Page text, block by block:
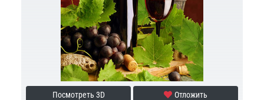
Посмотреть 3D Отложить